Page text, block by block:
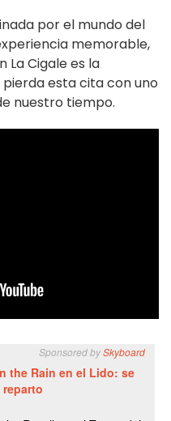
por el mundo del
memorable,
La Cigale es la
esta cita con uno
nuestro tiempo.